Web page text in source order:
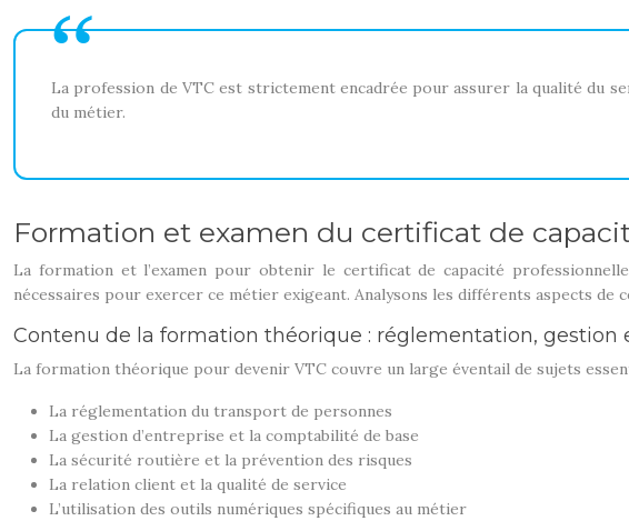
La profession de VTC est strictement encadrée pour assurer la qualité du
du métier.
Formation et examen du certificat de
La formation et l’examen pour obtenir le certificat de capacité
nécessaires pour exercer ce métier exigeant. Analysons les différents aspects de
Contenu de la formation théorique : réglementation, gestion
La formation théorique pour devenir VTC couvre un large éventail de sujets
La réglementation du transport de personnes
La gestion d’entreprise et la comptabilité de base
La sécurité routière et la prévention des risques
La relation client et la qualité de service
L’utilisation des outils numériques spécifiques au métier